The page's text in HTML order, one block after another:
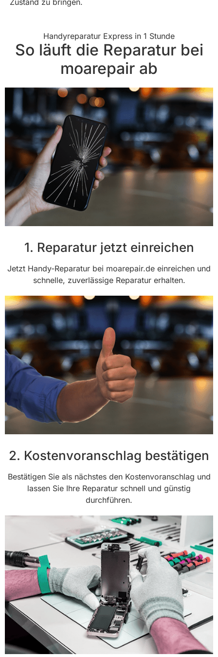
Handyreparatur Express in 1 Stunde
So läuft die Reparatur bei
moarepair ab
1. Reparatur jetzt einreichen
Jetzt Handy-Reparatur bei moarepair.de einreichen und
schnelle, zuverlässige Reparatur erhalten.
2. Kostenvoranschlag bestätigen
Bestätigen Sie als nächstes den Kostenvoranschlag und
lassen Sie Ihre Reparatur schnell und günstig
durchführen.